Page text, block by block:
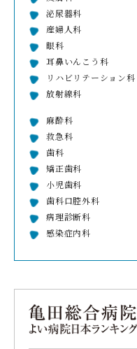
泌尿器科
産婦人科
眼科
耳鼻いんこう科
リハビリテーション科
放射線科
麻酔科
救急科
歯科
矯正歯科
小児歯科
歯科口腔外科
病理診断科
感染症内科